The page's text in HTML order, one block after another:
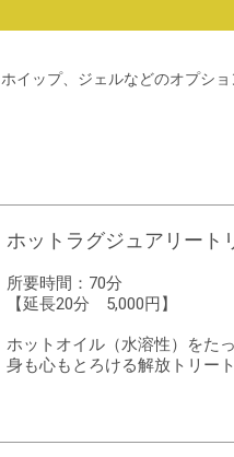
ホイップ、ジェルなどのオプシ
ホットラグジュアリー
所要時間： 70分
【延長20分 5,000円】
ホットオイル（水溶性）をた
身も心もとろける解放トリー